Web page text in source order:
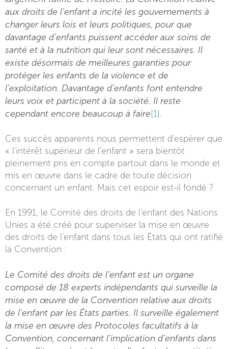
aux droits de l’enfant a incité les gouvernements à
changer leurs lois et leurs politiques, pour que
davantage d’enfants puissent accéder aux soins de
santé et à la nutrition qui leur sont nécessaires. Il
existe désormais de meilleures garanties pour
protéger les enfants de la violence et de
l’exploitation. Davantage d’enfants font entendre
leurs voix et participent à la société. Il reste
cependant encore beaucoup à faire [1].
Ces succès apparents nous permettent d’espérer que
« l’intérêt supérieur de l’enfant » sera bientôt
pleinement pris en compte partout dans le monde et
mis en œuvre dans le cadre de toute décision
concernant un enfant. Mais cet espoir est-il fondé ?
En 1991, le Comité des droits de l’enfant des Nations
Unies a été créé pour superviser la mise en œuvre
des droits de l’enfant dans tous les États qui ont ratifié
la Convention :
Le Comité des droits de l’enfant est un organe
composé de 18 experts indépendants qui surveille la
mise en œuvre de la Convention relative aux droits
de l’enfant par les États parties. Il surveille également
la mise en œuvre des Protocoles facultatifs à la
Convention, concernant l’implication d’enfants dans